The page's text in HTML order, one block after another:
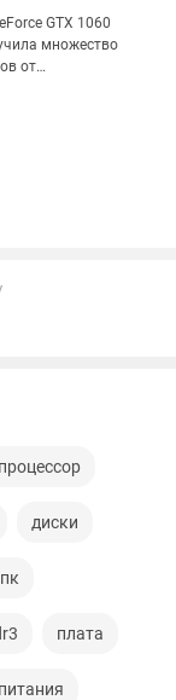
GTX 1060
множество
от
высокую
процессор
диски
пк
плата